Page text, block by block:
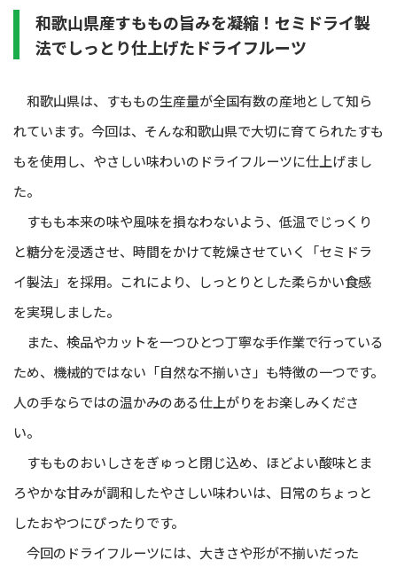
和歌山県産すももの旨みを凝縮！セミドライ製
法でしっとり仕上げたドライフルーツ
和歌山県は、すももの生産量が全国有数の産地として知ら
れています。今回は、そんな和歌山県で大切に育てられたすも
もを使用し、やさしい味わいのドライフルーツに仕上げまし
た。
すもも本来の味や風味を損なわないよう、低温でじっくり
と糖分を浸透させ、時間をかけて乾燥させていく「セミドラ
イ製法」を採用。これにより、しっとりとした柔らかい食感
を実現しました。
また、検品やカットを一つひとつ丁寧な手作業で行っている
ため、機械的ではない「自然な不揃いさ」も特徴の一つです。
人の手ならではの温かみのある仕上がりをお楽しみくださ
い。
すもものおいしさをぎゅっと閉じ込め、ほどよい酸味とま
ろやかな甘みが調和したやさしい味わいは、日常のちょっと
したおやつにぴったりです。
今回のドライフルーツには、大きさや形が不揃いだった